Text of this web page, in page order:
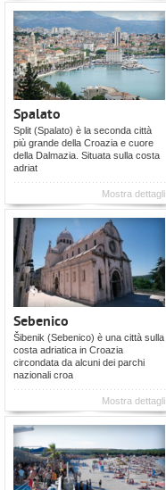
Spalato
Split (Spalato) è la seconda città
più grande della Croazia e cuore
della Dalmazia. Situata sulla costa
adriat
Mostra dettagli
Sebenico
Šibenik (Sebenico) è una città sulla
costa adriatica in Croazia
circondata da alcuni dei parchi
nazionali croa
Mostra dettagli